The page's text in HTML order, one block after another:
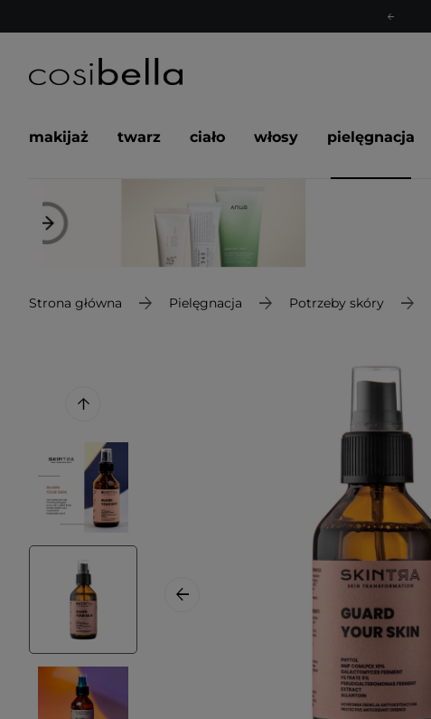
makijaż twarz ciało włosy pielęgnacja
Strona główna Pielęgnacja Potrzeby skóry